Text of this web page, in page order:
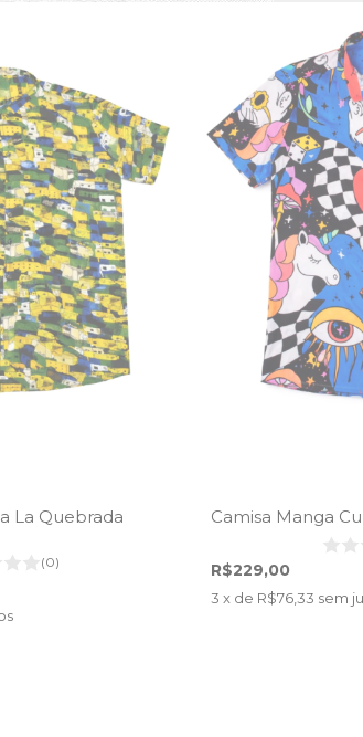
La Quebrada
(0)
Camisa Manga
R$229,00
3 x de R$76,33 sem